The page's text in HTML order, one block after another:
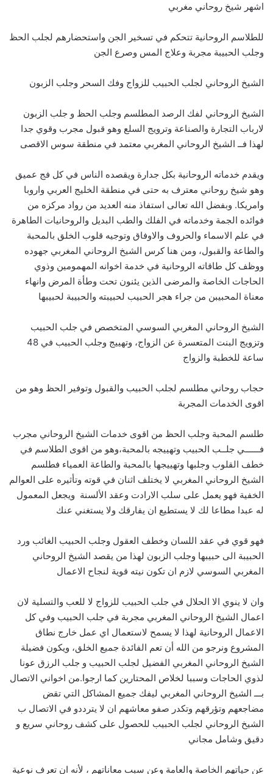
اشهر شيخ روحاني مغربي
للطلاسم الروحانية تتحكم في تسخير الجن واستحضارهم لجلب الحظ
وجلب الحبيبة مجربة وعلاج المس وصرع الجن
الشيخ الروحاني لجلب الحبيب للزواج وفك السحر وجلب الزبون
الشيخ الروحاني لفك الرصد المطلسم وجلب الحظ و جلب الزبون
لارباب التجارة والصناعة وترويج السلع وهو قبول مجرب وقوي جدا
لهذا فــ الشيخ الروحاني المغربي معتمد في منطقة سوس الاقصى
ويقدم خدماته الروحانية بكل جدارة ويقصده الناس في كل فج عميق
وهو شيخ روحاني معترف به حتى في منطقة الخليج العربي واروبا
وامريكا. وبفضل الله تعالى استفاذ منه العديد من رواد مركزه من
فوائده الجمة وخدماته في الفلك والطب البديل والروحانيات الطاهرة
في علم الاسماء والحروف والاوفاق وتوجيه قلوب الخلق بالمحبة
والطاعة والقبول، ومن هنا كرس الشيخ الروحاني المغربي جهوده
ووظف كل طاقاته الروحانية في خدمة اخوانه المهمومين وذوي
الحاجات الخاصة والمرضى الذين يئنون تحت وطأة المرض وانهاء
معناة المحبيبن من جراء هجر الحبيب لحبيبته والحبيبة لحبيبها
الشيخ الروحاني المغربي السوسي المتخصص في جلب الحبيب
وتزويج البنت المتعسرة عن الزواج، وتهييج وجلب الحبيب في 48
ساعة للخطبة والزواج
حجاب روحاني مطلسم لجلب الحبيب والقبول وتوفير الحظ وهو من
اقوى الخدمات المجربة
طلسم المحبة وجلب الحظ من اقوى خدمات الشيخ الروحاني مجرب
فــــــي جلــب الحبيب وتهييجه بالمحبة،وهو من اقوى الطلاسم في
خطف القلوب وجلبها وتهييجها بالمحبة والطاعة العمياء فطلسم
الشيخ الروحاني المغربي لا يختلف اثنان في قوته وتأثيره على العوالم
الخفية فهو يعمل على سلب الارادت وعقد الألسنة ويجعل المعمول
له عبدا مطاعا لك لا يستطيع ان يفارقك ولا يستغني عنك
فهو قوي في عقد اللسان وخطف العقول وجلب الحبيب الغائب ورد
الحبيبة الى حبيبها وجلب الزبون لهذا من يقصد الشيخ الروحاني
المغربي السوسي لازم ان تكون نيته قوية لنجاح الاعمال
وان لا ينوي الا الحلال في جلب الحبيب للزواج لا للعب والتسلية لان
اعمال الشيخ الروحاني المغربي مجربة في جلب الحبيب وفي كل
الاعمال الروحانية لهذا لا يسمح لاستعمال اي عمل خارج نطاق
المشروع ونرجو من الله أن تعم الفائدة جميع الخلق، ويكون فضيلة
الشيخ الروحاني المغربي الفضيل لجلب الحبيب و جلب الرزق عونا
لذوي الحاجات وسببا لخلاص المحتارين كما ارجوا.من اخواني الاتصال
بـــ الشيخ الروحاني المغربي ليفك جميع المشاكل التي تقض
مضاجعهم وتؤرقهم وتكدر صفو معاشهم ان لا يترددو في الاتصال ب
الشيخ الروحاني لجلب الحبيب للحصول على كشف روحاني سريع و
دقيق وشامل مجاني
عن حياتهم الخاصة والعامة وعن سبب معاناتهم ، لأنه ان تعرف نوعية